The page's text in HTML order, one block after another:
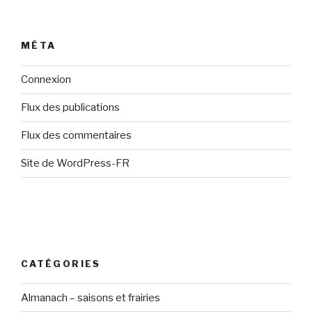
MÉTA
Connexion
Flux des publications
Flux des commentaires
Site de WordPress-FR
CATÉGORIES
Almanach – saisons et frairies